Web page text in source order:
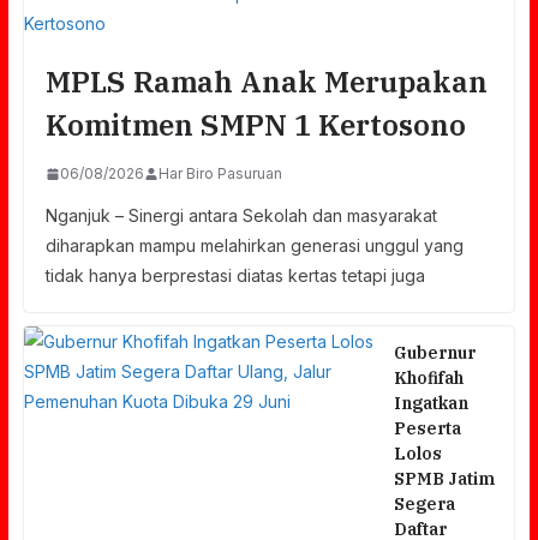
MPLS Ramah Anak Merupakan
Komitmen SMPN 1 Kertosono
06/08/2026 Har Biro Pasuruan
Nganjuk – Sinergi antara Sekolah dan masyarakat
diharapkan mampu melahirkan generasi unggul yang
tidak hanya berprestasi diatas kertas tetapi juga
Gubernur
Khofifah
Ingatkan
Peserta
Lolos
SPMB Jatim
Segera
Daftar